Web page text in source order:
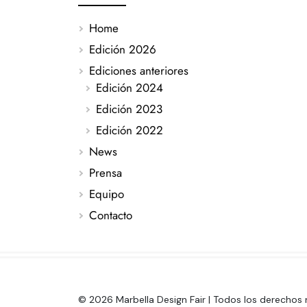
Home
Edición 2026
Ediciones anteriores
Edición 2024
Edición 2023
Edición 2022
News
Prensa
Equipo
Contacto
© 2026 Marbella Design Fair | Todos los derechos